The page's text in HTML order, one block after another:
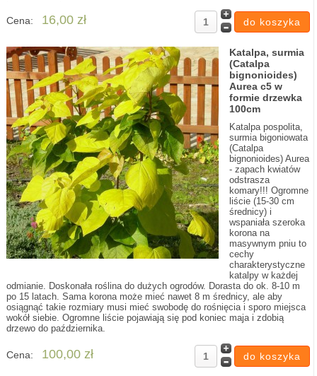
Cena: 16,00 zł
Katalpa, surmia
(Catalpa
bignonioides)
Aurea c5 w
formie drzewka
100cm
Katalpa pospolita,
surmia bigoniowata
(Catalpa
bignonioides) Aurea
- zapach kwiatów
odstrasza
komary!!! Ogromne
liście (15-30 cm
średnicy) i
wspaniała szeroka
korona na
masywnym pniu to
cechy
charakterystyczne
katalpy w każdej
odmianie. Doskonała roślina do dużych ogrodów. Dorasta do ok. 8-10 m
po 15 latach. Sama korona może mieć nawet 8 m średnicy, ale aby
osiągnąć takie rozmiary musi mieć swobodę do rośnięcia i sporo miejsca
wokół siebie. Ogromne liście pojawiają się pod koniec maja i zdobią
drzewo do października.
Cena: 100,00 zł